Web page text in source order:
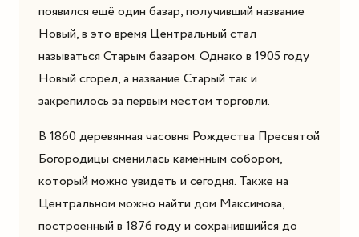
появился ещё один базар, получивший название
Новый, в это время Центральный стал
называться Старым базаром. Однако в 1905 году
Новый сгорел, а название Старый так и
закрепилось за первым местом торговли.
В 1860 деревянная часовня Рождества Пресвятой
Богородицы сменилась каменным собором,
который можно увидеть и сегодня. Также на
Центральном можно найти дом Максимова,
построенный в 1876 году и сохранившийся до